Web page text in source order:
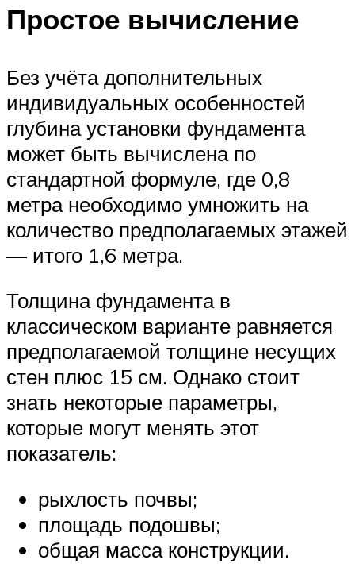
Простое вычисление
Без учёта дополнительных
индивидуальных особенностей
глубина установки фундамента
может быть вычислена по
стандартной формуле, где 0,8
метра необходимо умножить на
количество предполагаемых этажей
— итого 1,6 метра.
Толщина фундамента в
классическом варианте равняется
предполагаемой толщине несущих
стен плюс 15 см. Однако стоит
знать некоторые параметры,
которые могут менять этот
показатель:
рыхлость почвы;
площадь подошвы;
общая масса конструкции.